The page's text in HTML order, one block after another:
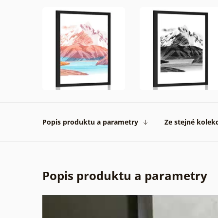
Popis produktu a parametry Ze stejné
Popis produktu a parametry